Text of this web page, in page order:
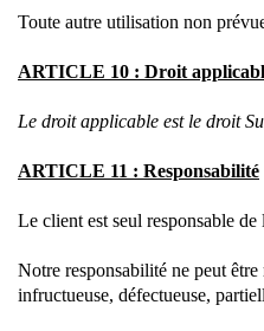
Toute autre utilisation non
ARTICLE 10 : Droit
Le droit applicable est le droit
ARTICLE 11 : Responsabilité
Le client est seul responsable
Notre responsabilité ne peut être
infructueuse, défectueuse,